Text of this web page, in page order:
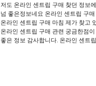
저도 온라인 센트립 구매 찾던 정보
넘 좋은정보네요 온라인 센트립 구
온라인 센트립 구매 마침 제가 찾고
온라인 센트립 구매 관련 궁금한점
좋은 정보 감사합니다. 온라인 센트